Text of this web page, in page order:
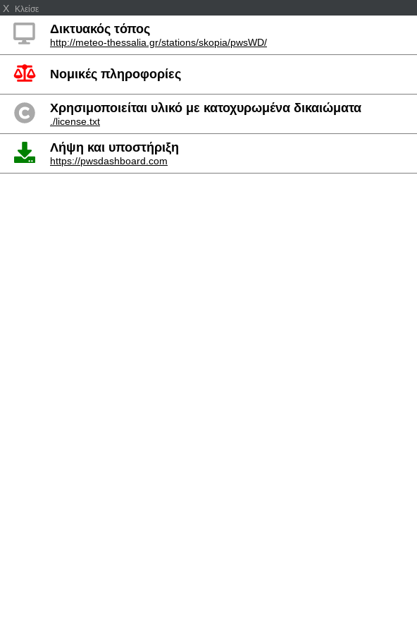
X Κλείσε
Δικτυακός τόπος
http://meteo-thessalia.gr/stations/skopia/pwsWD/
Νομικές πληροφορίες
Χρησιμοποιείται υλικό με κατοχυρωμένα δικαιώματα
./license.txt
Λήψη και υποστήριξη
https://pwsdashboard.com